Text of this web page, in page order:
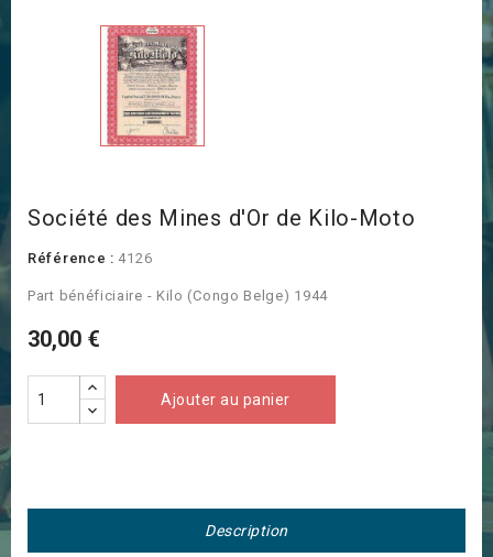
Société des Mines d'Or de Kilo-Moto
Référence : 4126
Part bénéficiaire - Kilo (Congo Belge) 1944
30,00 €
Ajouter au panier
Description